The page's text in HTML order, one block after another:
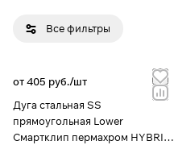
Все фильтры
от 405 руб./шт
Дуга стальная SS
прямоугольная Lower
Смартклип пермахром HYBRID